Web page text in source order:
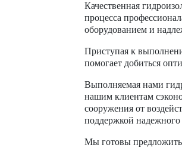
Качественная
процесса
оборудованием и
Приступая к
помогает добиться
Выполняемая нами
нашим клиентам
сооружения от
поддержкой надежного
Мы готовы